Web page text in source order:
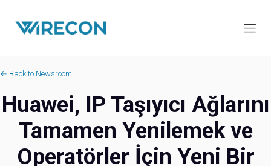
← Back to Newsroom
Huawei, IP Taşıyıcı Ağlarını
Tamamen Yenilemek ve
Operatörler İçin Yeni Bir